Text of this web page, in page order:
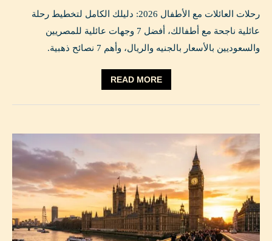
رحلات العائلات مع الأطفال 2026: دليلك الكامل لتخطيط رحلة
عائلية ناجحة مع أطفالك، أفضل 7 وجهات عائلية للمصريين
والسعوديين بالأسعار بالجنيه والريال، وأهم 7 نصائح ذهبية.
READ MORE